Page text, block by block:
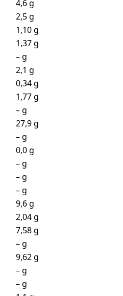
4,6 g
2,5 g
1,10 g
1,37 g
– g
2,1 g
0,34 g
1,77 g
– g
27,9 g
– g
0,0 g
– g
– g
– g
9,6 g
2,04 g
7,58 g
– g
9,62 g
– g
– g